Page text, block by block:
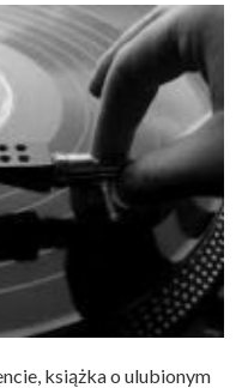
książka o ulubionym